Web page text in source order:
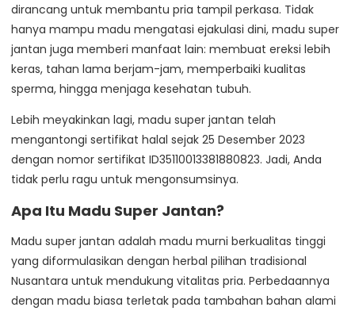
dirancang untuk membantu pria tampil perkasa. Tidak
hanya mampu madu mengatasi ejakulasi dini, madu super
jantan juga memberi manfaat lain: membuat ereksi lebih
keras, tahan lama berjam-jam, memperbaiki kualitas
sperma, hingga menjaga kesehatan tubuh.
Lebih meyakinkan lagi, madu super jantan telah
mengantongi sertifikat halal sejak 25 Desember 2023
dengan nomor sertifikat ID35110013381880823. Jadi, Anda
tidak perlu ragu untuk mengonsumsinya.
Apa Itu Madu Super Jantan?
Madu super jantan adalah madu murni berkualitas tinggi
yang diformulasikan dengan herbal pilihan tradisional
Nusantara untuk mendukung vitalitas pria. Perbedaannya
dengan madu biasa terletak pada tambahan bahan alami